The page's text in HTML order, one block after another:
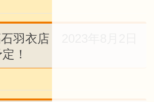
羽衣店 2023年8月2日
！